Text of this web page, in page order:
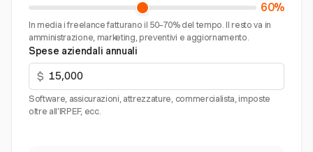
60%
In media i freelance fatturano il 50–70% del tempo. Il resto va in
amministrazione, marketing, preventivi e aggiornamento.
Spese aziendali annuali
$
Software, assicurazioni, attrezzature, commercialista, imposte
oltre all’IRPEF, ecc.